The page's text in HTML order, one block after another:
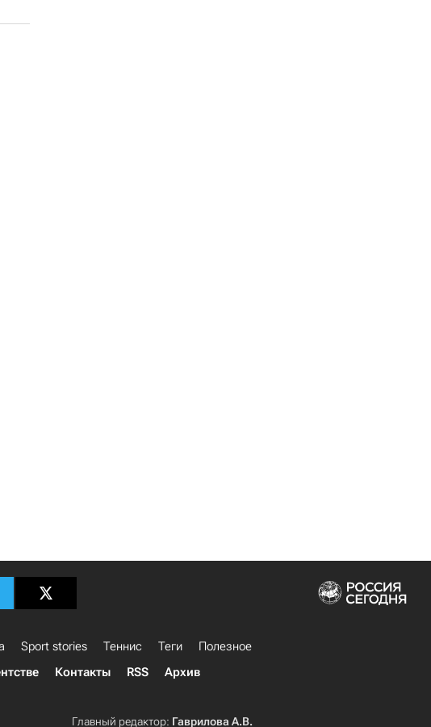
Sport stories Теннис Теги
Полезное
Контакты RSS Архив
Главный редактор: Гаврилова А.В.